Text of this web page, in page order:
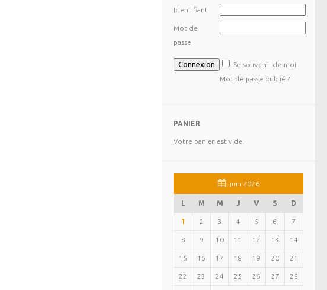
Identifiant
Mot de
passe
Se souvenir de moi
Mot de passe oublié ?
PANIER
Votre panier est vide.
juin 2026
L M M J V S D
1 2 3 4 5 6 7
8 9 10 11 12 13 14
15 16 17 18 19 20 21
22 23 24 25 26 27 28